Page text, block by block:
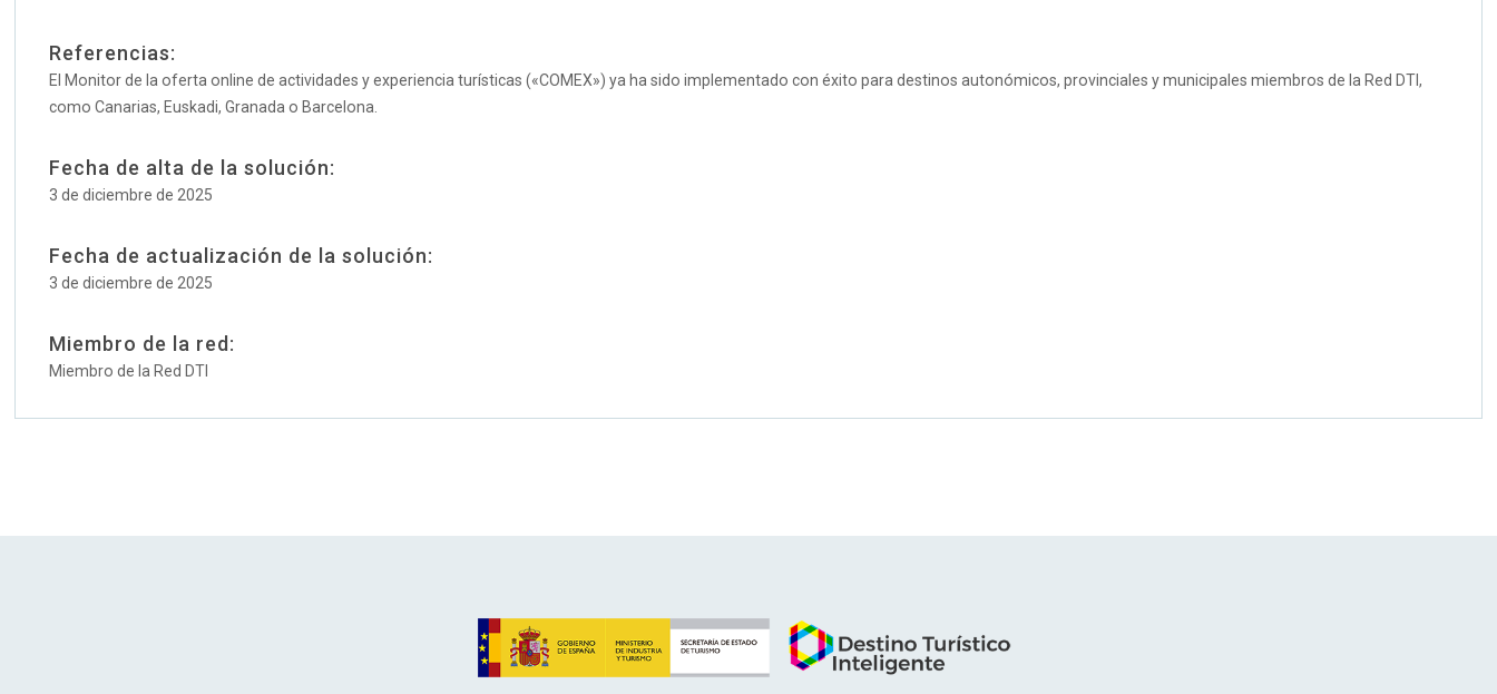
Referencias:
El Monitor de la oferta online de actividades y experiencia turísticas («COMEX») ya ha sido implementado con éxito para destinos autonómicos, provinciales y municipales miembros de la Red DTI,
como Canarias, Euskadi, Granada o Barcelona.
Fecha de alta de la solución:
3 de diciembre de 2025
Fecha de actualización de la solución:
3 de diciembre de 2025
Miembro de la red:
Miembro de la Red DTI